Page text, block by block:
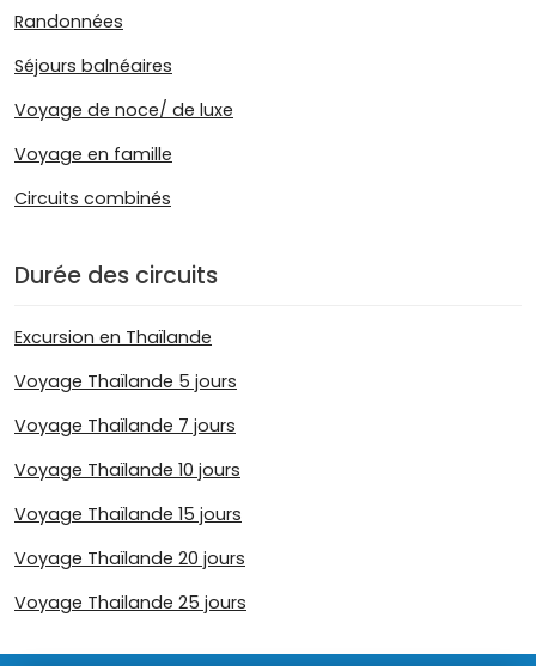
Randonnées
Séjours balnéaires
Voyage de noce/ de luxe
Voyage en famille
Circuits combinés
Durée des circuits
Excursion en Thaïlande
Voyage Thaïlande 5 jours
Voyage Thaïlande 7 jours
Voyage Thaïlande 10 jours
Voyage Thaïlande 15 jours
Voyage Thaïlande 20 jours
Voyage Thailande 25 jours